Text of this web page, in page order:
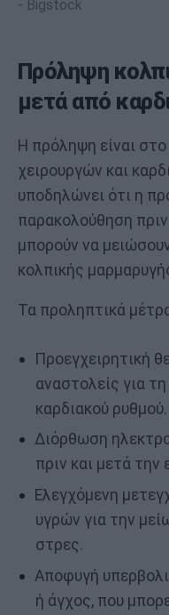
Bigstock
Πρόληψη
μετά από
Η πρόληψη είναι
χειρουργών και
υποδηλώνει ότι η
παρακολούθηση
μπορούν να
κολπικής
Τα προληπτικά
Προεγχειρητική
αναστολείς για
καρδιακού ρυθμού.
Διόρθωση
πριν και μετά την
Ελεγχόμενη
υγρών για την
στρες.
Αποφυγή
ή άγχος, που